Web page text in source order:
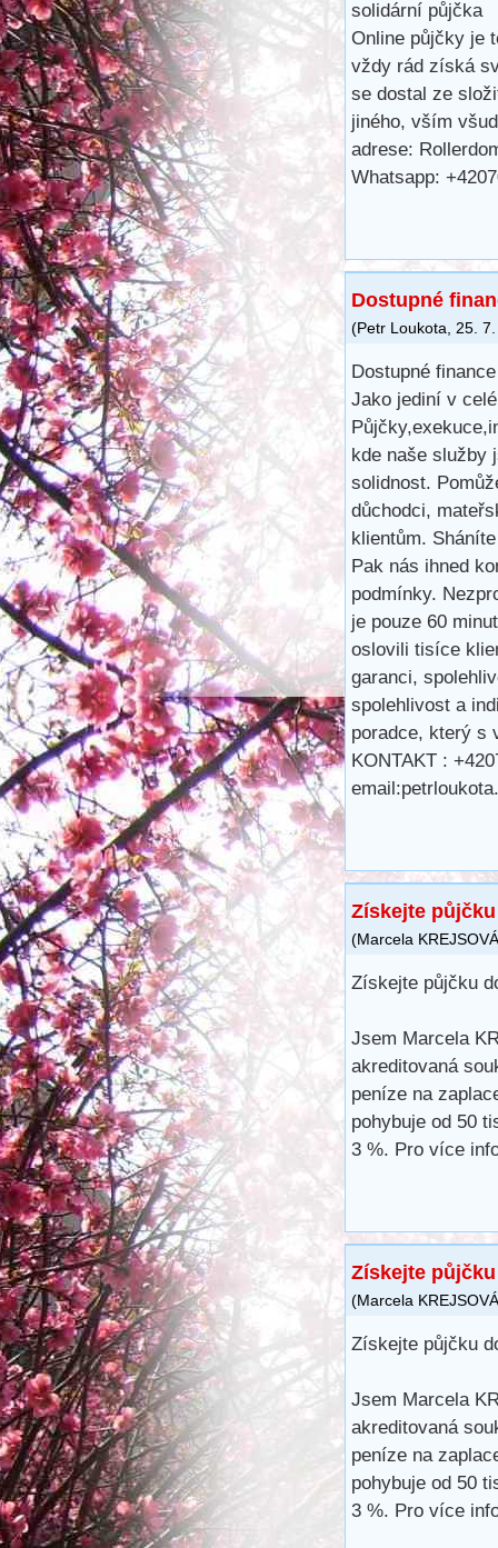
solidární půjčka
Online půjčky je
vždy rád získá
se dostal ze
jiného, vším
adrese:
Whatsapp:
Dostupné
(Petr Loukota 25.
Dostupné
Jako jediní v
kde naše služby
solidnost.
důchodci,
klientům.
Pak nás ihned
podmínky.
je pouze 60
oslovili tisíce
garanci,
spolehlivost a
poradce, který s
KONTAKT :
Získejte
(Marcela KREJSOVÁ
Získejte půjčku
Jsem Marcela
akreditovaná
peníze na
pohybuje od 50
3 %. Pro více
Získejte
(Marcela KREJSOVÁ
Získejte půjčku
Jsem Marcela
akreditovaná
peníze na
pohybuje od 50
3 %. Pro více